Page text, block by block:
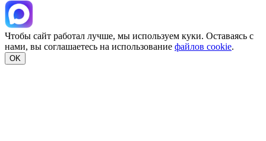
Чтобы сайт работал лучше, мы используем куки. Оставаясь с
нами, вы соглашаетесь на использование файлов cookie.
OK